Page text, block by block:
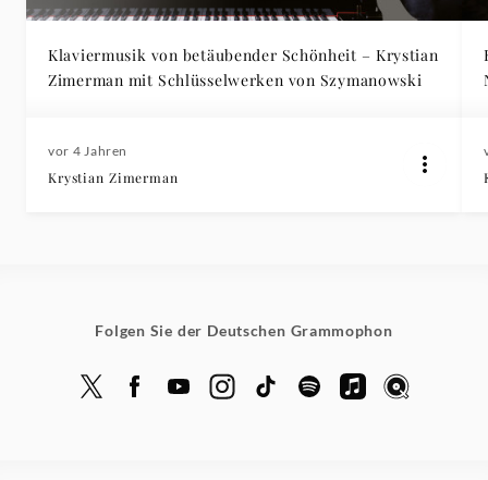
Klaviermusik von betäubender Schönheit – Krystian
Zimerman mit Schlüsselwerken von Szymanowski
vor 4 Jahren
Krystian Zimerman
Folgen Sie der Deutschen Grammophon